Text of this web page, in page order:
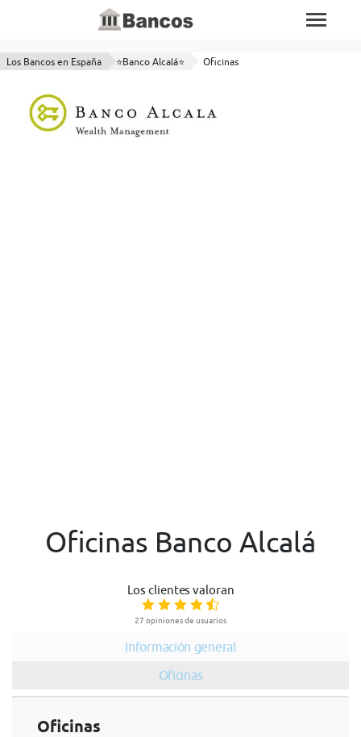
Los Bancos en España ⭐Banco Alcalá⭐ Oficinas
Oficinas Banco Alcalá
Los clientes valoran
27 opiniones de usuarios
Información general
Oficinas
Oficinas